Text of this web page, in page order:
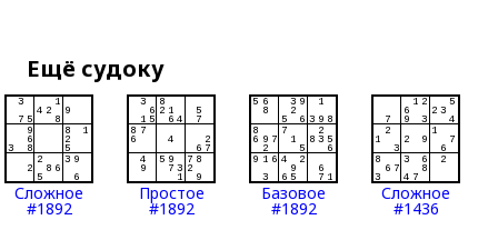
Ещё судоку
Сложное
#1892
Простое
#1892
Базовое
#1892
Сложное
#1436